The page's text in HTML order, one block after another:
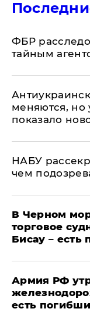
ФБР
тайным
меняются, но
показало
НАБУ
чем
В Черном
торговое
Бисау – есть
Армия РФ
есть